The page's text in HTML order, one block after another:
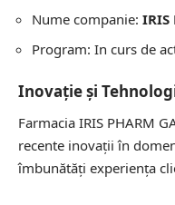
Nume companie: IRIS
Program: In curs de
Inovație și
Farmacia IRIS PHARM
recente inovații în
îmbunătăți experiența